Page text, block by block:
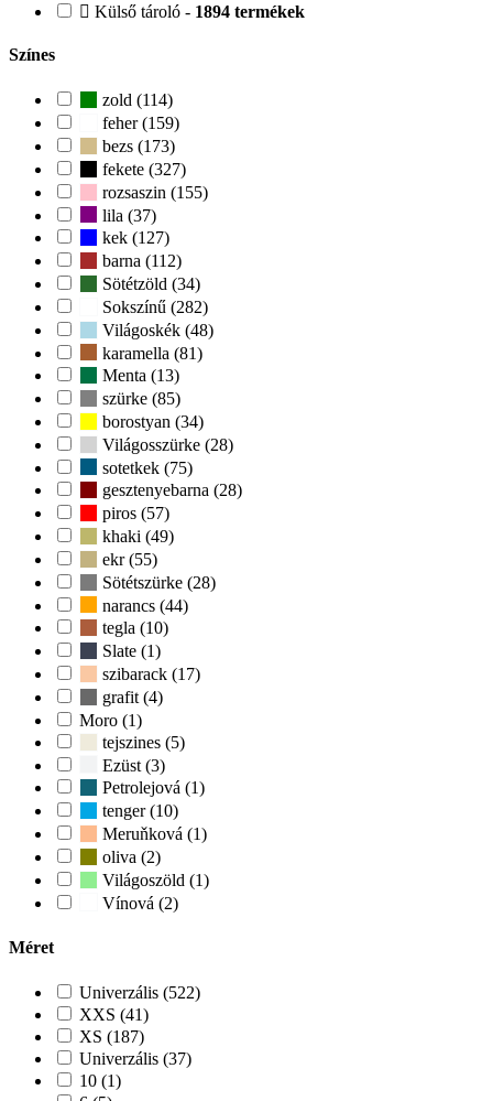
Külső tároló - 1894 termékek
Színes
zold (114)
feher (159)
bezs (173)
fekete (327)
rozsaszin (155)
lila (37)
kek (127)
barna (112)
Sötétzöld (34)
Sokszínű (282)
Világoskék (48)
karamella (81)
Menta (13)
szürke (85)
borostyan (34)
Világosszürke (28)
sotetkek (75)
gesztenyebarna (28)
piros (57)
khaki (49)
ekr (55)
Sötétszürke (28)
narancs (44)
tegla (10)
Slate (1)
szibarack (17)
grafit (4)
Moro (1)
tejszines (5)
Ezüst (3)
Petrolejová (1)
tenger (10)
Meruňková (1)
oliva (2)
Világoszöld (1)
Vínová (2)
Méret
Univerzális (522)
XXS (41)
XS (187)
Univerzális (37)
10 (1)